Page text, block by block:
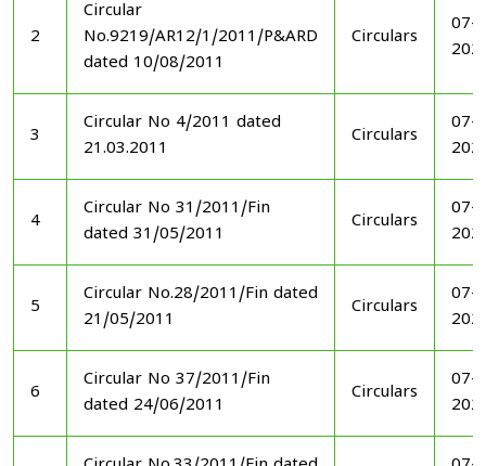
2
Circular
No.9219/AR12/1/2011/P&ARD
dated 10/08/2011
Circulars
07-
3
Circular No 4/2011 dated
21.03.2011
Circulars
07-
4
Circular No 31/2011/Fin
dated 31/05/2011
Circulars
07-
5
Circular No.28/2011/Fin dated
21/05/2011
Circulars
07-
6
Circular No 37/2011/Fin
dated 24/06/2011
Circulars
07-